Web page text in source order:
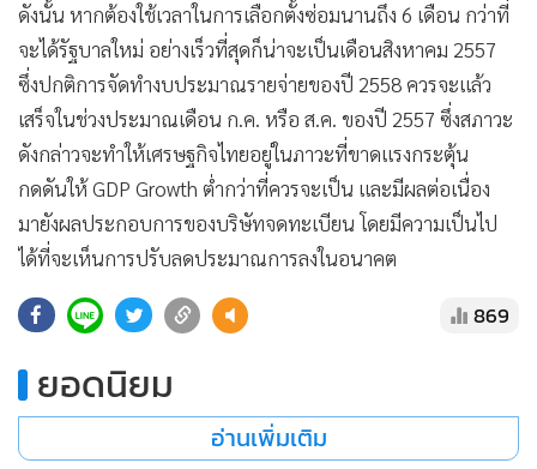
ดังนั้น หากต้องใช้เวลาในการเลือกตั้งซ่อมนานถึง 6 เดือน กว่าที่
จะได้รัฐบาลใหม่ อย่างเร็วที่สุดก็น่าจะเป็นเดือนสิงหาคม 2557
ซึ่งปกติการจัดทำงบประมาณรายจ่ายของปี 2558 ควรจะแล้ว
เสร็จในช่วงประมาณเดือน ก.ค. หรือ ส.ค. ของปี 2557 ซึ่งสภาวะ
ดังกล่าวจะทำให้เศรษฐกิจไทยอยู่ในภาวะที่ขาดแรงกระตุ้น
กดดันให้ GDP Growth ต่ำกว่าที่ควรจะเป็น และมีผลต่อเนื่อง
มายังผลประกอบการของบริษัทจดทะเบียน โดยมีความเป็นไป
ได้ที่จะเห็นการปรับลดประมาณการลงในอนาคต
869
ยอดนิยม
อ่านเพิ่มเติม